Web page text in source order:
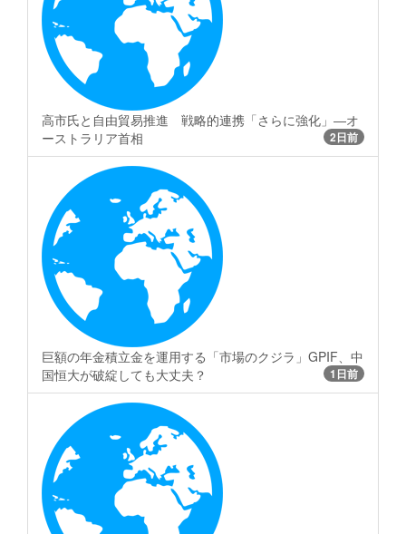
高市氏と自由貿易推進 戦略的連携「さらに強化」―オ
ーストラリア首相
2日前
巨額の年金積立金を運用する「市場のクジラ」GPIF、中
国恒大が破綻しても大丈夫？
1日前